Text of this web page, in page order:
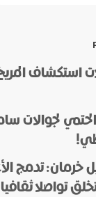
استكشاف
لجوالات
خرمان: تدمج
تواصلا